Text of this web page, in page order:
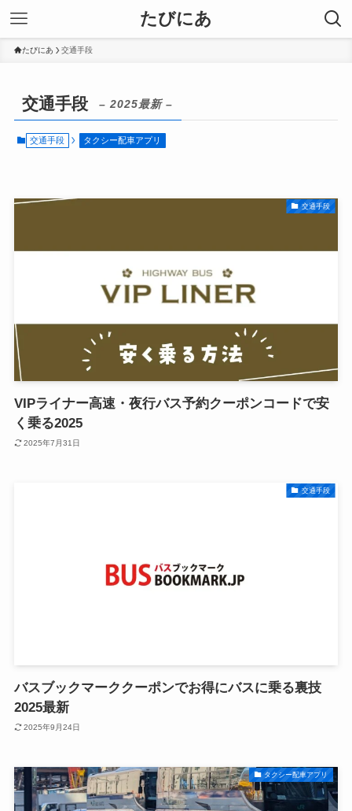
たびにあ
たびにあ 交通手段
交通手段 – 2025最新 –
交通手段 タクシー配車アプリ
交通手段
VIPライナー高速・夜行バス予約クーポンコードで安
く乗る2025
2025年7月31日
交通手段
バスブックマーククーポンでお得にバスに乗る裏技
2025最新
2025年9月24日
タクシー配車アプリ